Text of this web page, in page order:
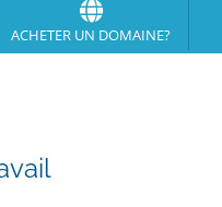
ACHETER UN DOMAINE?